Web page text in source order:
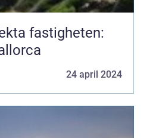
fastigheten:
24 april 2024